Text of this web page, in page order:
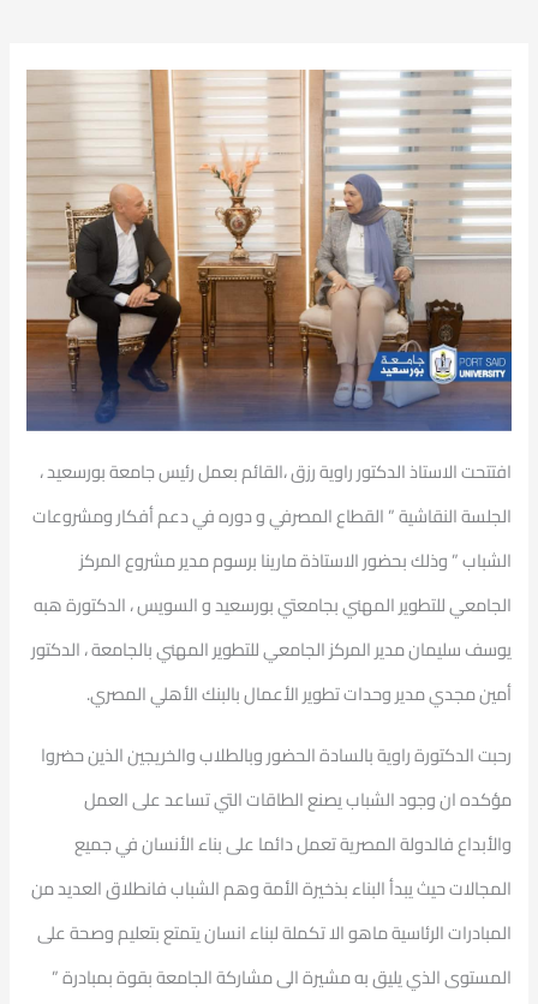
افتتحت الاستاذ الدكتور راوية رزق ،القائم بعمل رئيس جامعة بورسعيد ،
الجلسة النقاشية ” القطاع المصرفي و دوره في دعم أفكار ومشروعات
الشباب ” وذلك بحضور الاستاذة مارينا برسوم مدير مشروع المركز
الجامعي للتطوير المهني بجامعتي بورسعيد و السويس ، الدكتورة هبه
يوسف سليمان مدير المركز الجامعي للتطوير المهني بالجامعة ، الدكتور
أمين مجدي مدير وحدات تطوير الأعمال بالبنك الأهلي المصري.
رحبت الدكتورة راوية بالسادة الحضور وبالطلاب والخريجين الذين حضروا
مؤكده ان وجود الشباب يصنع الطاقات التي تساعد على العمل
والأبداع فالدولة المصرية تعمل دائما على بناء الأنسان في جميع
المجالات حيث يبدأ البناء بذخيرة الأمة وهم الشباب فانطلاق العديد من
المبادرات الرئاسية ماهو الا تكملة لبناء انسان يتمتع بتعليم وصحة على
المستوى الذي يليق به مشيرة الى مشاركة الجامعة بقوة بمبادرة ”